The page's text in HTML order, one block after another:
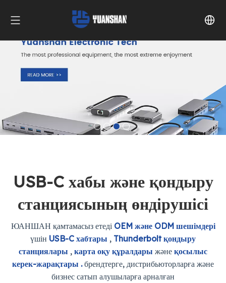
USB-C хабы және қондыру
станциясының өндірушісі
ЮАНШАН қамтамасыз етеді OEM және ODM шешімдері
үшін USB-C хабтары , Thunderbolt қондыру
станциялары , карта оқу құралдары және қосылыс
керек-жарақтары . брендтерге, дистрибьюторларға және
бизнес сатып алушыларға арналған